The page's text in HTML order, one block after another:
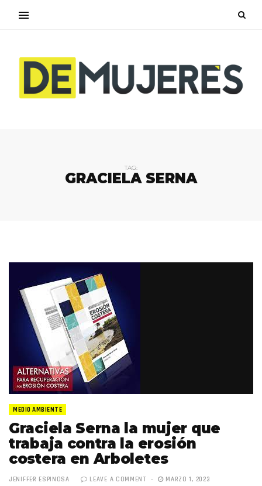
TAG:
GRACIELA SERNA
MEDIO AMBIENTE
Graciela Serna la mujer que
trabaja contra la erosión
costera en Arboletes
JENIFFER ESPINOSA LEAVE A COMMENT MARZO 1, 2023